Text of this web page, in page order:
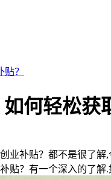
？
何轻松获
业补贴？都不是很了
贴？有一个深入的了